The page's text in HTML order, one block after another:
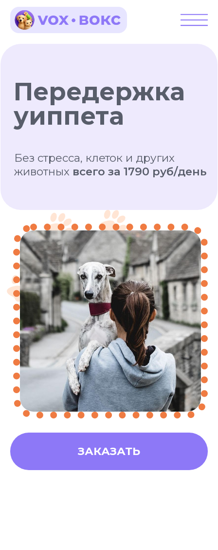
ЗАКАЗАТЬ
Без стресса, клеток и других
животныхвсего за 1790 руб/день
уиппета